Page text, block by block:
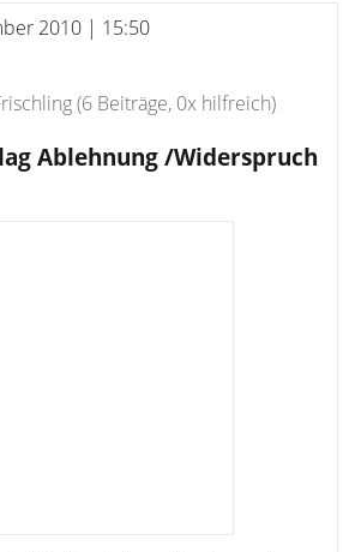
2010 | 15:50
(6 Beiträge, 0x hilfreich)
Ablehnung /Widerspruch